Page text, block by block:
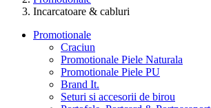
Incarcatoare & cabluri
Promotionale
Craciun
Promotionale Piele Naturala
Promotionale Piele PU
Brand It.
Seturi si accesorii de birou